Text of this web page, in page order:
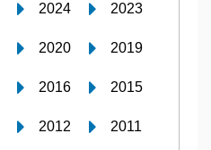
2024 2023
2020 2019
2016 2015
2012 2011